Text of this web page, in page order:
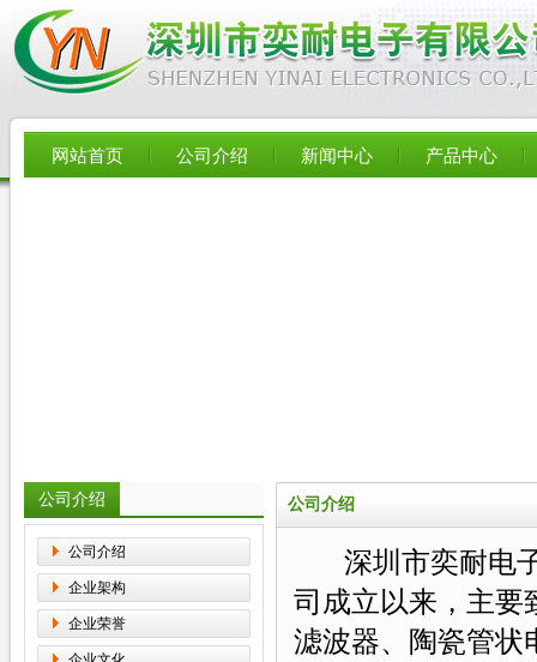
网站首页 公司介绍 新闻中心 产品中心
公司介绍
公司介绍
企业架构
企业荣誉
公司介绍
深圳市奕耐电
司成立以来，主要
滤波器、
陶瓷管状